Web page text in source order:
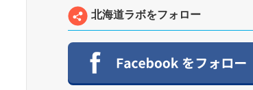
北海道ラボをフォロー